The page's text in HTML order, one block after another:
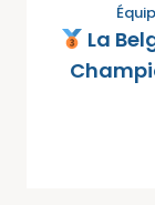
La